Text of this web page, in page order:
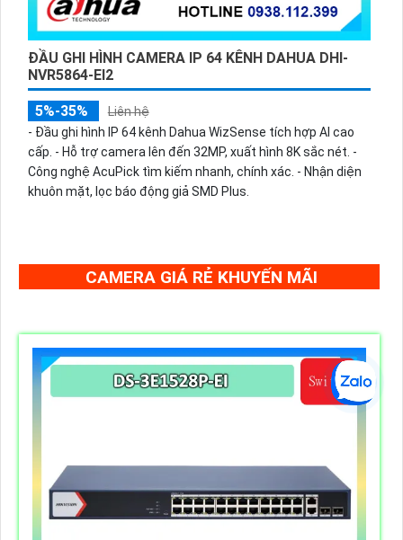
ĐẦU GHI HÌNH CAMERA IP 64 KÊNH DAHUA DHI-
NVR5864-EI2
5%-35%
Liên hệ
- Đầu ghi hình IP 64 kênh Dahua WizSense tích hợp AI cao
cấp. - Hỗ trợ camera lên đến 32MP, xuất hình 8K sắc nét. -
Công nghệ AcuPick tìm kiếm nhanh, chính xác. - Nhận diện
khuôn mặt, lọc báo động giả SMD Plus.
CAMERA GIÁ RẺ KHUYẾN MÃI